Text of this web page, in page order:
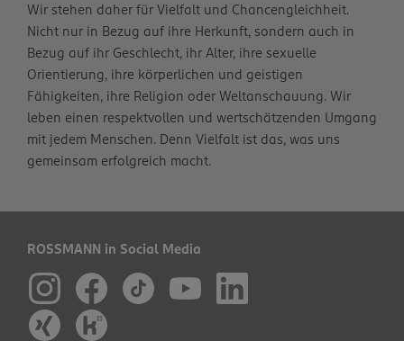
Wir stehen daher für Vielfalt und Chancengleichheit.
Nicht nur in Bezug auf ihre Herkunft, sondern auch in
Bezug auf ihr Geschlecht, ihr Alter, ihre sexuelle
Orientierung, ihre körperlichen und geistigen
Fähigkeiten, ihre Religion oder Weltanschauung. Wir
leben einen respektvollen und wertschätzenden Umgang
mit jedem Menschen. Denn Vielfalt ist das, was uns
gemeinsam erfolgreich macht.
ROSSMANN in Social Media